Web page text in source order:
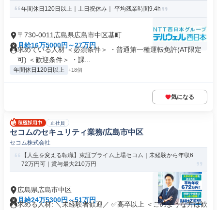
年間休日120日以上｜土日祝休み｜ 平均残業時間9.4h
〒730-0011広島県広島市中区基町
月給16万5000円～27万円
求めている人材 ＜必須条件＞ ・普通第一種運転免許(AT限定
可) ＜歓迎条件＞ ・課...
年間休日120日以上 +18個
気になる
正社員
セコムのセキュリティ業務/広島市中区
セコム株式会社
【人生を変える転職】東証プライム上場セコム｜未経験から年収6
72万円可｜賞与最大210万円
広島県広島市中区
月給24万5300円～51万円
求める人材: ＼未経験者歓迎／ ✅高卒以上 ＜このような方は歓